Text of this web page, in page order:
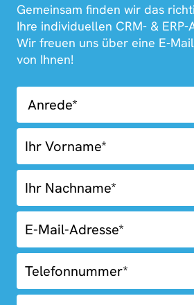
Gemeinsam finden wir das
Ihre individuellen CRM- & ERP-
Wir freuen uns über eine E-
von Ihnen!
01.02-
Kostenlose
Erstberatung
Rückruf
Box